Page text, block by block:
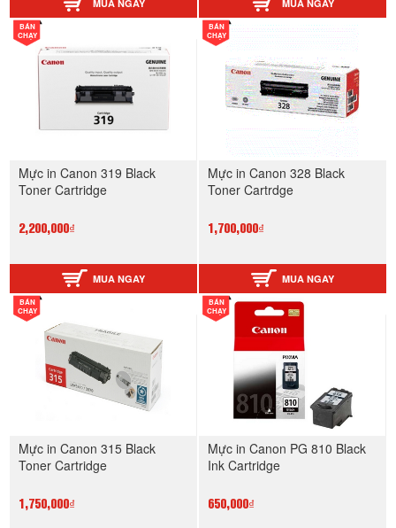
MUA NGAY MUA NGAY
BÁN
CHẠY
Mực in Canon 319 Black
Toner Cartridge
2,200,000₫
MUA NGAY
BÁN
CHẠY
Mực in Canon 328 Black
Toner Cartrdge
1,700,000₫
MUA NGAY
BÁN
CHẠY
Mực in Canon 315 Black
Toner Cartridge
1,750,000₫
BÁN
CHẠY
Mực in Canon PG 810 Black
Ink Cartridge
650,000₫